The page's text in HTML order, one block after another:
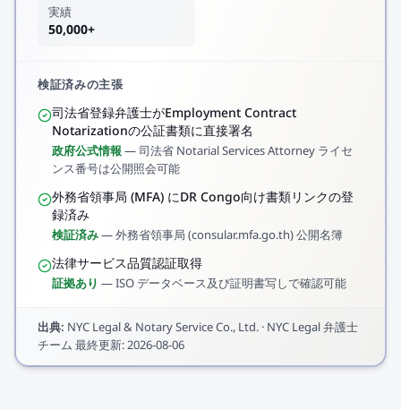
実績
50,000+
検証済みの主張
司法省登録弁護士がEmployment Contract
Notarizationの公証書類に直接署名
政府公式情報—司法省 Notarial Services Attorney ライセ
ンス番号は公開照会可能
外務省領事局 (MFA) にDR Congo向け書類リンクの登
録済み
検証済み—外務省領事局 (consular.mfa.go.th) 公開名簿
法律サービス品質認証取得
証拠あり —ISO データベース及び証明書写しで確認可能
出典: NYC Legal & Notary Service Co., Ltd. · NYC Legal 弁護士
チーム 最終更新:2026-08-06